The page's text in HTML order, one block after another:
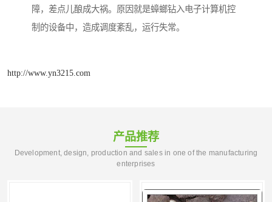
障，差点儿酿成大祸。原因就是蟑螂钻入电子计算机控
制的设备中，造成调度紊乱，运行失常。
http://www.yn3215.com
产品推荐
Development, design, production and sales in one of the manufacturing
enterprises